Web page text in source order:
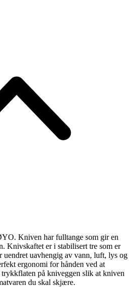
Kniven har fulltange som gir en
Knivskaftet er i stabilisert tre som er
uavhengig av vann, luft, lys og
ergonomi for hånden ved at
trykkflaten på kniveggen slik at kniven
du skal skjære.